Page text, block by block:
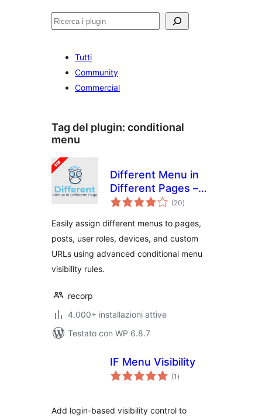
Cerca
Tutti
Community
Commercial
Tag del plugin: conditional
menu
Different Menu in
Different Pages –
Conditional Menu
(20valutazioni
totali
)
Easily assign different menus to pages,
posts, user roles, devices, and custom
URLs using advanced conditional menu
visibility rules.
recorp
4.000+ installazioni attive
Testato con WP 6.8.7
IF Menu Visibility
(1 valutazioni
totali
)
Add login-based visibility control to